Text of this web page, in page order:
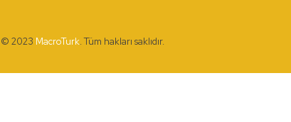
© 2023 MacroTurk. Tüm hakları saklıdır.